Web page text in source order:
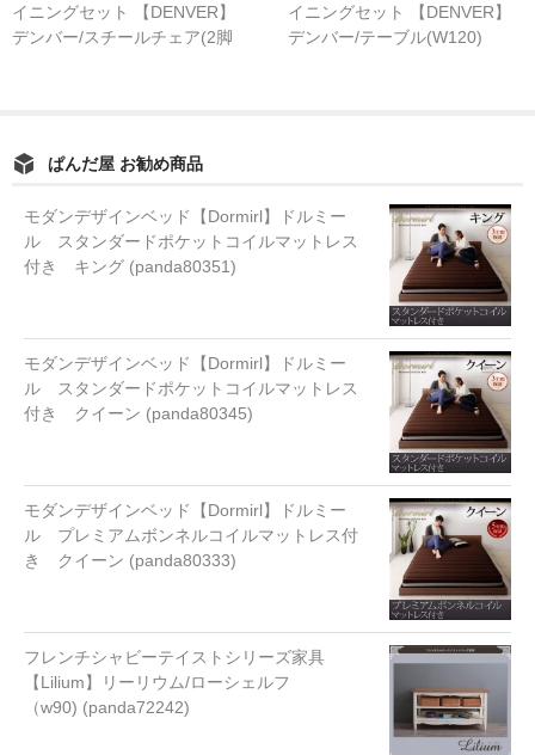
イニングセット 【DENVER】
デンバー/スチールチェア(2脚
イニングセット 【DENVER】
デンバー/テーブル(W120)
ぱんだ屋 お勧め商品
モダンデザインベッド【Dormirl】ドルミー
ル スタンダードポケットコイルマットレス
付き キング (panda80351)
モダンデザインベッド【Dormirl】ドルミー
ル スタンダードポケットコイルマットレス
付き クイーン (panda80345)
モダンデザインベッド【Dormirl】ドルミー
ル プレミアムボンネルコイルマットレス付
き クイーン (panda80333)
フレンチシャビーテイストシリーズ家具
【Lilium】リーリウム/ローシェルフ
（w90) (panda72242)